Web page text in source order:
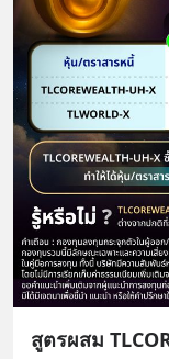
สูตรผสม